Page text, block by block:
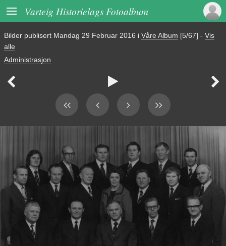
 Varteig Historielags Fotoalbum
Bilder publisert Mandag 29 Februar 2016 i Våre Album [5/67] - Vis
alle
Administrasjon
  